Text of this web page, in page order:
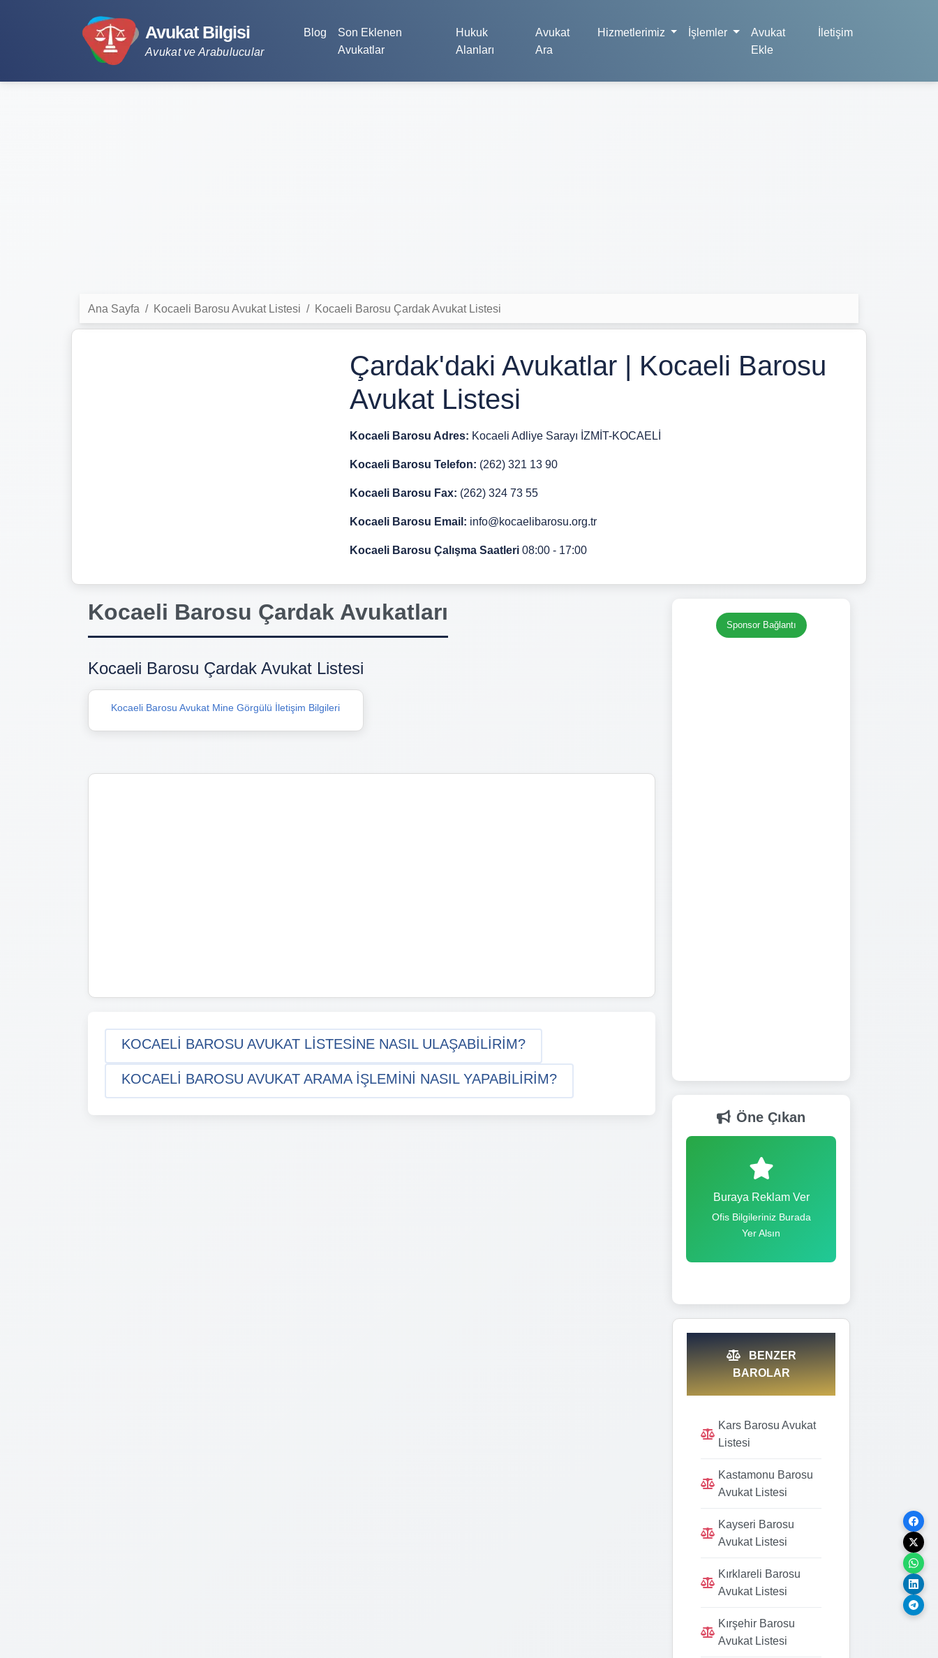
Avukat Bilgisi
Avukat ve Arabulucular
Blog
Son Eklenen
Avukatlar
Hukuk
Alanları
Avukat
Ara
Hizmetlerimiz İşlemler
Avukat
Ekle
İletişim
Ana Sayfa Kocaeli Barosu Avukat Listesi Kocaeli Barosu Çardak Avukat Listesi
Çardak'daki Avukatlar | Kocaeli Barosu
Avukat Listesi
Kocaeli Barosu Adres: Kocaeli Adliye Sarayı İZMİT-KOCAELİ
Kocaeli Barosu Telefon: (262) 321 13 90
Kocaeli Barosu Fax: (262) 324 73 55
Kocaeli Barosu Email: info@kocaelibarosu.org.tr
Kocaeli Barosu Çalışma Saatleri 08:00 - 17:00
Kocaeli Barosu Çardak Avukatları
Kocaeli Barosu Çardak Avukat Listesi
Kocaeli Barosu Avukat Mine Görgülü İletişim Bilgileri
KOCAELI BAROSU AVUKAT LISTESINE NASIL ULAŞABILIRIM?
KOCAELI BAROSU AVUKAT ARAMA IŞLEMINI NASIL YAPABILIRIM?
Sponsor Bağlantı
Öne Çıkan
Buraya Reklam Ver
Ofis Bilgileriniz Burada
Yer Alsın
BENZER
BAROLAR
Kars Barosu Avukat
Listesi
Kastamonu Barosu
Avukat Listesi
Kayseri Barosu
Avukat Listesi
Kırklareli Barosu
Avukat Listesi
Kırşehir Barosu
Avukat Listesi